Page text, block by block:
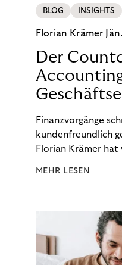
BLOG INSIGHTS
Florian Krämer
Der
Finanzvorgänge
kundenfreundlich
Florian Krämer
möchten.
MEHR LESEN